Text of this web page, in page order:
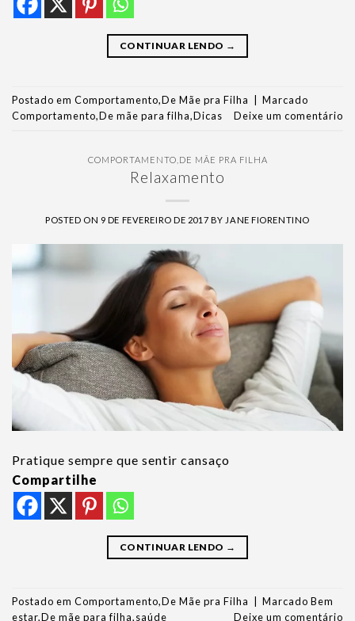
CONTINUAR LENDO →
Postado em Comportamento,De Mãe pra Filha
Marcado
Comportamento,De mãe para filha,Dicas Deixe um comentário
COMPORTAMENTO DE MÃE PRA FILHA
Relaxamento
POSTED ON 9 DE FEVEREIRO DE 2017 BY JANE FIORENTINO
Pratique sempre que sentir cansaço
Compartilhe
CONTINUAR LENDO →
Postado em Comportamento,De Mãe pra Filha Marcado Bem
estar,De mãe para filha,saúde Deixe um comentário